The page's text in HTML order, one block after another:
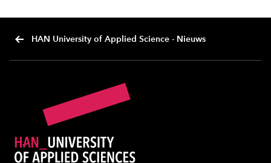
HAN University of Applied Science - Nieuws